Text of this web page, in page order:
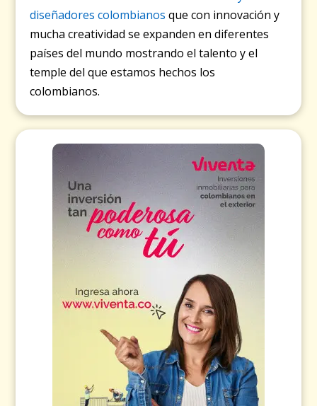
diseñadores colombianos que con innovación y
mucha creatividad se expanden en diferentes
países del mundo mostrando el talento y el
temple del que estamos hechos los
colombianos.